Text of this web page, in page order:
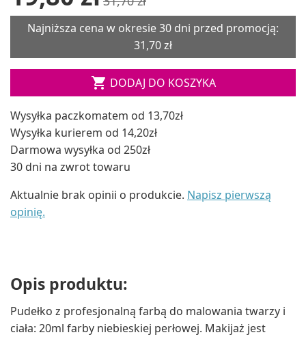
Najniższa cena w okresie 30 dni przed promocją:
31,70 zł
 DODAJ DO KOSZYKA
Wysyłka paczkomatem od 13,70zł
Wysyłka kurierem od 14,20zł
Darmowa wysyłka od 250zł
30 dni na zwrot towaru
Aktualnie brak opinii o produkcie. Napisz pierwszą
opinię.
Opis produktu:
Pudełko z profesjonalną farbą do malowania twarzy i
ciała: 20ml farby niebieskiej perłowej. Makijaż jest